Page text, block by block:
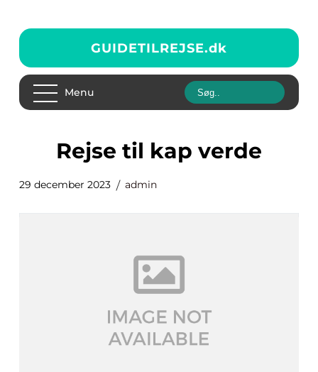
GUIDETILREJSE.dk
Menu
rejse til kap verde
29 december 2023 admin